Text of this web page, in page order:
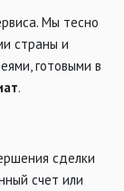
Мы тесно
страны и
готовыми в
.
сделки
счет или